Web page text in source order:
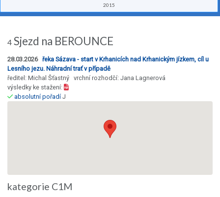
2015
4 Sjezd na BEROUNCE
28.03.2026 řeka Sázava - start v Krhanicích nad Krhanickým jízkem, cíl u
Lesního jezu. Náhradní trať v případě
ředitel: Michal Šťastný vrchní rozhodčí: Jana Lagnerová
výsledky ke stažení:
absolutní pořadíJ
kategorie C1M